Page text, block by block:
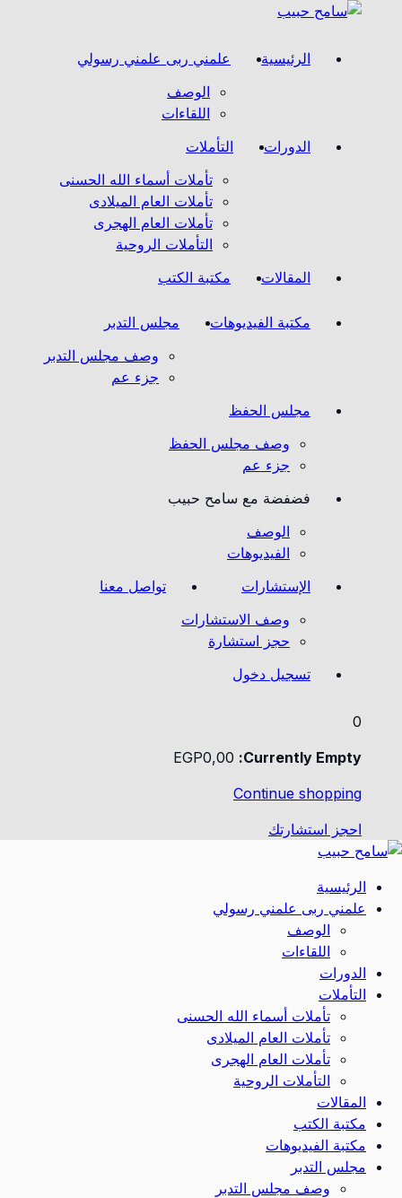
الرئيسية
علمني ربى علمني رسولي
الوصف
اللقاءات
الدورات
التأملات
تأملات أسماء الله الحسنى
تأملات العام الميلادى
تأملات العام الهجرى
التأملات الروحية
المقالات
مكتبة الكتب
مكتبة الفيديوهات
مجلس التدبر
وصف مجلس التدبر
جزء عم
مجلس الحفظ
وصف مجلس الحفظ
جزء عم
فضفضة مع سامح حبيب
الوصف
الفيديوهات
الإستشارات
وصف الاستشارات
حجز استشارة
تواصل معنا
تسجيل دخول
0
Currently Empty:
EGP0,00
Continue shopping
احجز استشارتك
الرئيسية
علمني ربى علمني رسولي
الوصف
اللقاءات
الدورات
التأملات
تأملات أسماء الله الحسنى
تأملات العام الميلادى
تأملات العام الهجرى
التأملات الروحية
المقالات
مكتبة الكتب
مكتبة الفيديوهات
مجلس التدبر
وصف مجلس التدبر